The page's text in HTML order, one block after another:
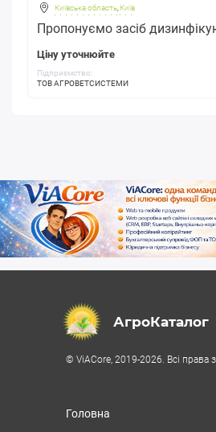
Київська область, Київ
Пропонуємо засіб
Ціну уточнюйте
Підприємство:
ТОВ АГРОВЕТСИСТЕМИ
АгроКаталог
© ViACore, 2019-2026. Всі права
Головна